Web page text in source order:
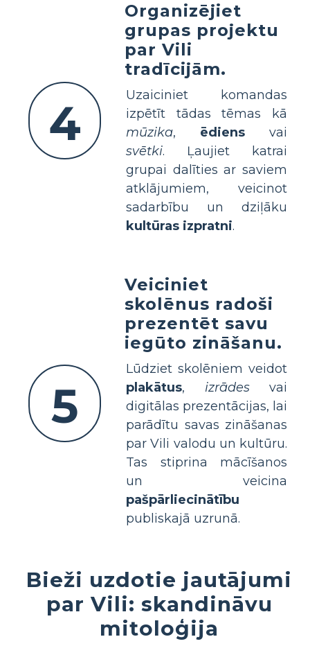
4
Organizējiet
grupas projektu
par Vili
tradīcijām.
Uzaiciniet komandas
izpētīt tādas tēmas kā
mūzika, ēdiens vai
svētki. Ļaujiet katrai
grupai dalīties ar saviem
atklājumiem, veicinot
sadarbību un dziļāku
kultūras izpratni.
5
Veiciniet
skolēnus radoši
prezentēt savu
iegūto zināšanu.
Lūdziet skolēniem veidot
plakātus, izrādesvai
digitālas prezentācijas, lai
parādītu savas zināšanas
par Vili valodu un kultūru.
Tas stiprina mācīšanos
un veicina
pašpārliecinātību
publiskajā uzrunā.
Bieži uzdotie jautājumi
par Vili: skandināvu
mitoloģija